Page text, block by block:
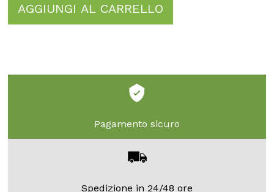
AGGIUNGI AL CARRELLO
Pagamento sicuro
Spedizione in 24/48 ore